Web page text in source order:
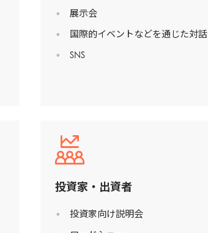
展示会
国際的イベントなどを通じた対話
SNS
投資家・出資者
投資家向け説明会